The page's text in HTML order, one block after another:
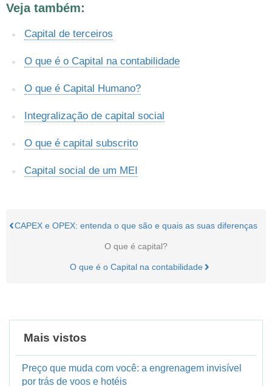
Este conteúdo não tem a informação que procuro
Outro
Veja também:
Capital de terceiros
O que é o Capital na contabilidade
O que é Capital Humano?
Integralização de capital social
O que é capital subscrito
Capital social de um MEI
CAPEX e OPEX: entenda o que são e quais as suas diferenças
O que é capital?
O que é o Capital na contabilidade
Mais vistos
Preço que muda com você: a engrenagem invisível
por trás de voos e hotéis